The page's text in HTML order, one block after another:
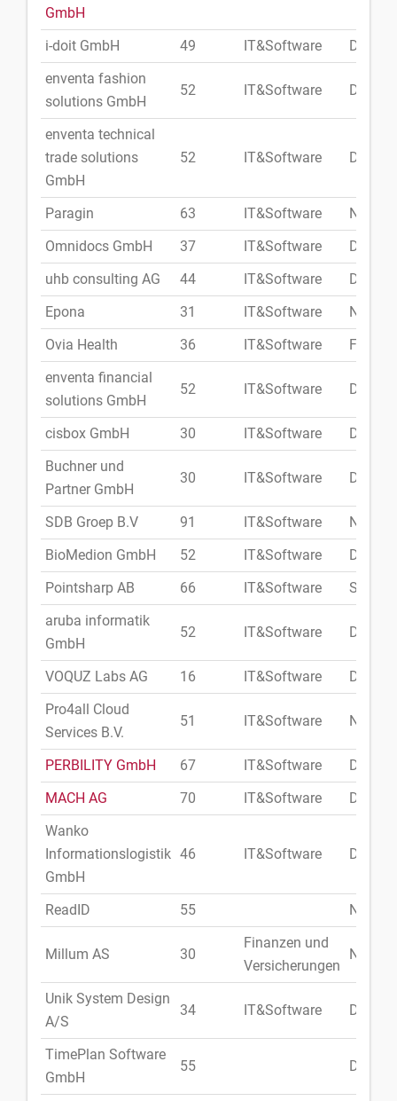
GmbH
i-doit GmbH
49 IT&Software
enventa fashion
solutions GmbH
52 IT&Software
enventa technical
trade solutions
GmbH
52 IT&Software
Paragin 63 IT&Software
Omnidocs GmbH
37 IT&Software
uhb consulting AG
44 IT&Software
Epona
31 IT&Software
Ovia Health
36 IT&Software
enventa financial
solutions GmbH
52 IT&Software
cisbox GmbH 30 IT&Software
Buchner und
Partner GmbH
30 IT&Software
SDB Groep B.V 91 IT&Software
BioMedion GmbH
52 IT&Software
Pointsharp AB
66 IT&Software
aruba informatik
GmbH
52 IT&Software
VOQUZ Labs AG 16 IT&Software
Pro4all Cloud
Services B.V.
51 IT&Software
PERBILITY GmbH 67 IT&Software
MACH AG
70 IT&Software
Wanko
Informationslogistik
GmbH
46 IT&Software
ReadID 55
Millum AS 30
Finanzen und
Versicherungen
Unik System Design
A/S
34 IT&Software
TimePlan Software
GmbH
55